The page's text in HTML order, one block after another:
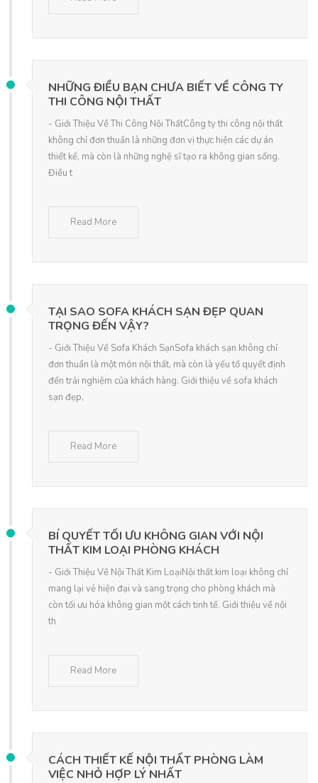
NHỮNG ĐIỀU BẠN CHƯA BIẾT VỀ CÔNG TY
THI CÔNG NỘI THẤT
- Giới Thiệu Về Thi Công Nội ThấtCông ty thi công nội thất
không chỉ đơn thuần là những đơn vị thực hiện các dự án
thiết kế, mà còn là những nghệ sĩ tạo ra không gian sống.
Điều t
Read More
TẠI SAO SOFA KHÁCH SẠN ĐẸP QUAN
TRỌNG ĐẾN VẬY?
- Giới Thiệu Về Sofa Khách SạnSofa khách sạn không chỉ
đơn thuần là một món nội thất, mà còn là yếu tố quyết định
đến trải nghiệm của khách hàng. Giới thiệu về sofa khách
sạn đẹp,
Read More
BÍ QUYẾT TỐI ƯU KHÔNG GIAN VỚI NỘI
THẤT KIM LOẠI PHÒNG KHÁCH
- Giới Thiệu Về Nội Thất Kim LoạiNội thất kim loại không chỉ
mang lại vẻ hiện đại và sang trọng cho phòng khách mà
còn tối ưu hóa không gian một cách tinh tế. Giới thiệu về nội
th
Read More
CÁCH THIẾT KẾ NỘI THẤT PHÒNG LÀM
VIỆC NHỎ HỢP LÝ NHẤT